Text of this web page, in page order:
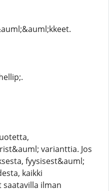
varianttia. Jos
fyysisest&auml;
kaikki
ilman